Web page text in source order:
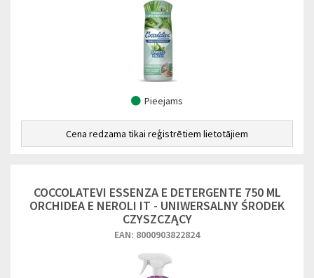
Pieejams
Cena redzama tikai reģistrētiem lietotājiem
COCCOLATEVI ESSENZA E DETERGENTE 750 ML
ORCHIDEA E NEROLI IT - UNIWERSALNY ŚRODEK
CZYSZCZĄCY
EAN: 8000903822824